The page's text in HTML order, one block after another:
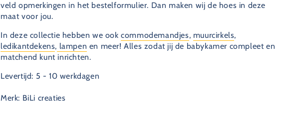
veld opmerkingen in het bestelformulier. Dan maken wij de hoes in deze
maat voor jou.
In deze collectie hebben we ookcommodemandjes, muurcirkels,
ledikantdekens, lampen en meer! Alles zodat jij de babykamer compleet en
matchend kunt inrichten.
Levertijd: 5 - 10 werkdagen
Merk: BiLi creaties